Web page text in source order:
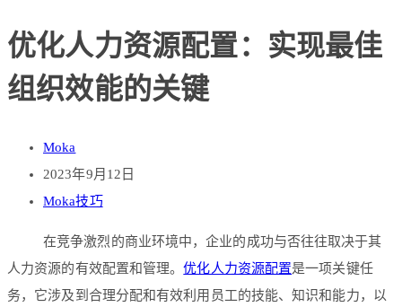
优化人力资源配置：实现最佳
组织效能的关键
Moka
2023年9月12日
Moka技巧
在竞争激烈的商业环境中，企业的成功与否往往取决于其
人力资源的有效配置和管理。优化人力资源配置是一项关键任
务，它涉及到合理分配和有效利用员工的技能、知识和能力，以